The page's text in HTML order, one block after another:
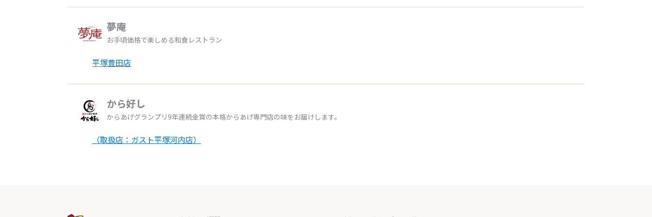
夢庵
お手頃価格で楽しめる和食レストラン
平塚豊田店
から好し
からあげグランプリ9年連続金賞の本格からあげ専門店の味をお届けします。
（取扱店：ガスト平塚河内店）